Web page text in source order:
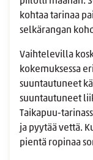
kohtaa tarinaa
selkärangan
Vaihtelevilla
kokemuksessa
suuntautuneet
suuntautuneet
Taikapuu-
ja pyytää vettä.
pientä ropinaa